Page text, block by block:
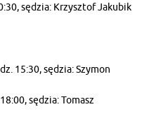
sędzia: Krzysztof Jakubik
15:30, sędzia: Szymon
sędzia: Tomasz